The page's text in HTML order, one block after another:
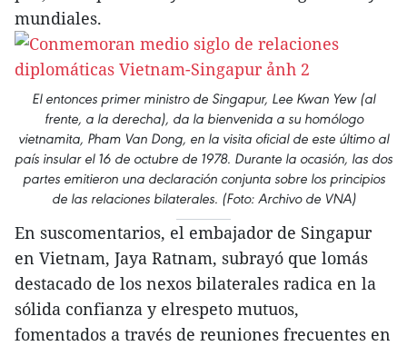
mundiales.
El entonces primer ministro de Singapur, Lee Kwan Yew (al
frente, a la derecha), da la bienvenida a su homólogo
vietnamita, Pham Van Dong, en la visita oficial de este último al
país insular el 16 de octubre de 1978. Durante la ocasión, las dos
partes emitieron una declaración conjunta sobre los principios
de las relaciones bilaterales. (Foto: Archivo de VNA)
En suscomentarios, el embajador de Singapur
en Vietnam, Jaya Ratnam, subrayó que lomás
destacado de los nexos bilaterales radica en la
sólida confianza y elrespeto mutuos,
fomentados a través de reuniones frecuentes en